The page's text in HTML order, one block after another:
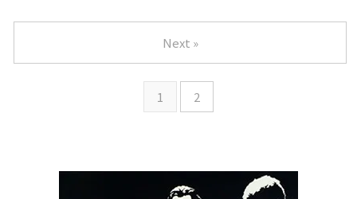
ビション「Turf War」以来、２度
目の大型エキシビションで、エキ
Oils」。 過去の名作へのオマージ
た。 ここから「Crude Oils」に展
1 2
Next »